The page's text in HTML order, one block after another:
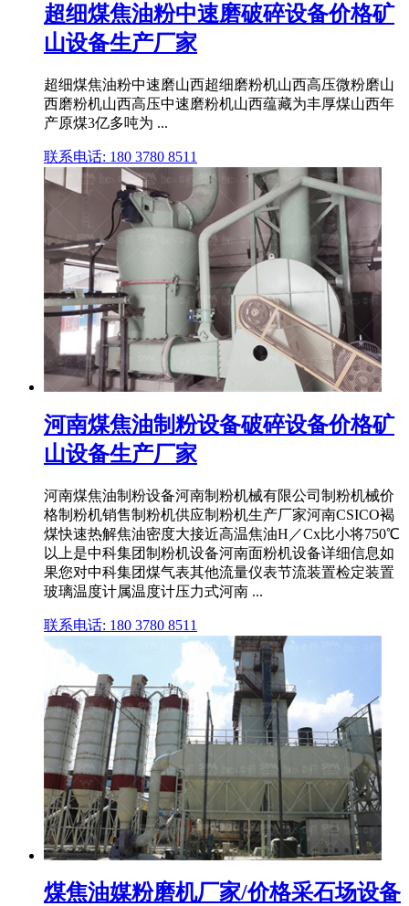
超细煤焦油粉中速磨破碎设备价格矿
山设备生产厂家
超细煤焦油粉中速磨山西超细磨粉机山西高压微粉磨山
西磨粉机山西高压中速磨粉机山西蕴藏为丰厚煤山西年
产原煤3亿多吨为 ...
联系电话: 180 3780 8511
河南煤焦油制粉设备破碎设备价格矿
山设备生产厂家
河南煤焦油制粉设备河南制粉机械有限公司制粉机械价
格制粉机销售制粉机供应制粉机生产厂家河南CSICO褐
煤快速热解焦油密度大接近高温焦油H／Cx比小将750℃
以上是中科集团制粉机设备河南面粉机设备详细信息如
果您对中科集团煤气表其他流量仪表节流装置检定装置
玻璃温度计属温度计压力式河南 ...
联系电话: 180 3780 8511
煤焦油媒粉磨机厂家/价格采石场设备